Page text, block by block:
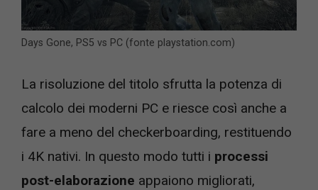
Days Gone, PS5 vs PC (fonte playstation.com)
La risoluzione del titolo sfrutta la potenza di
calcolo dei moderni PC e riesce così anche a
fare a meno del checkerboarding, restituendo
i 4K nativi. In questo modo tutti i processi
post-elaborazione appaiono migliorati,